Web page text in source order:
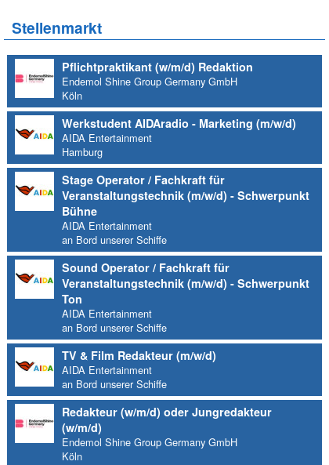
Stellenmarkt
Pflichtpraktikant (w/m/d) Redaktion
Endemol Shine Group Germany GmbH
Köln
Werkstudent AIDAradio - Marketing (m/w/d)
AIDA Entertainment
Hamburg
Stage Operator / Fachkraft für
Veranstaltungstechnik (m/w/d) - Schwerpunkt
Bühne
AIDA Entertainment
an Bord unserer Schiffe
Sound Operator / Fachkraft für
Veranstaltungstechnik (m/w/d) - Schwerpunkt
Ton
AIDA Entertainment
an Bord unserer Schiffe
TV & Film Redakteur (m/w/d)
AIDA Entertainment
an Bord unserer Schiffe
Redakteur (w/m/d) oder Jungredakteur
(w/m/d)
Endemol Shine Group Germany GmbH
Köln